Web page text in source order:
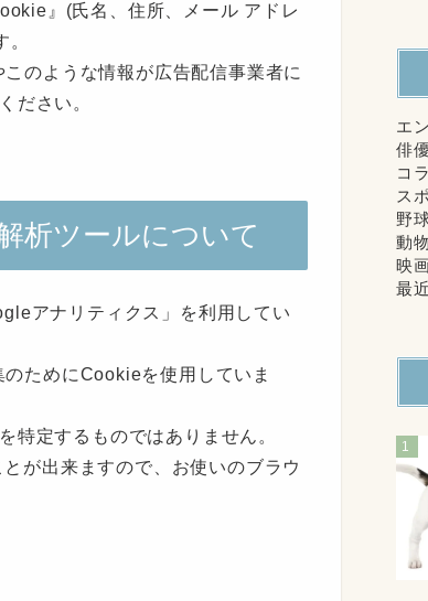
』(氏名、住所、メール アドレ
のような情報が広告配信事業者に
ださい。
析ツールについて
アナリティクス」を利用してい
ためにCookieを使用していま
特定するものではありません。
が出来ますので、お使いのブラウ
エ
俳
コ
ス
野
動物
映
最
1